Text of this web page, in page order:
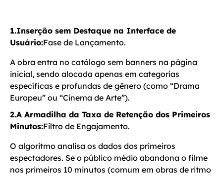
1.Inserção sem Destaque na Interface de
Usuário:Fase de Lançamento.
A obra entra no catálogo sem banners na página
inicial, sendo alocada apenas em categorias
específicas e profundas de gênero (como “Drama
Europeu” ou “Cinema de Arte”).
2.A Armadilha da Taxa de Retenção dos Primeiros
Minutos:Filtro de Engajamento.
O algoritmo analisa os dados dos primeiros
espectadores. Se o público médio abandona o filme
nos primeiros 10 minutos (comum em obras de ritmo